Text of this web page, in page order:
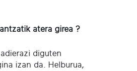
atera girea ?
diguten
izan da. Helburua,